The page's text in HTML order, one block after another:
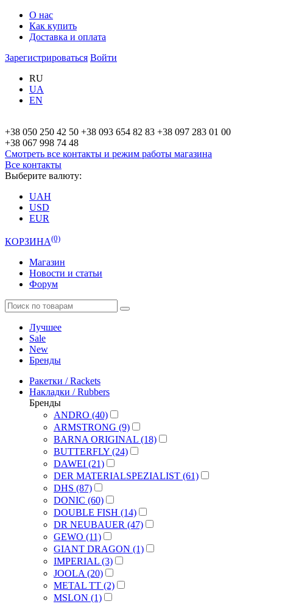
О нас
Как купить
Доставка и оплата
Зарегистрироваться Войти
RU
UA
EN
+38 050 250 42 50 +38 093 654 82 83 +38 097 283 01 00
+38 067 998 74 48
Смотреть все контакты и режим работы магазина
Все контакты
Выберите валюту:
UAH
USD
EUR
КОРЗИНА(0)
Магазин
Новости и статьи
Форум
Лучшее
Sale
New
Бренды
Ракетки / Rackets
Накладки / Rubbers
Бренды
ANDRO (40)
ARMSTRONG (9)
BARNA ORIGINAL (18)
BUTTERFLY (24)
DAWEI (21)
DER MATERIALSPEZIALIST (61)
DHS (87)
DONIC (60)
DOUBLE FISH (14)
DR NEUBAUER (47)
GEWO (11)
GIANT DRAGON (1)
IMPERIAL (3)
JOOLA (20)
METAL TT (2)
MSLON (1)